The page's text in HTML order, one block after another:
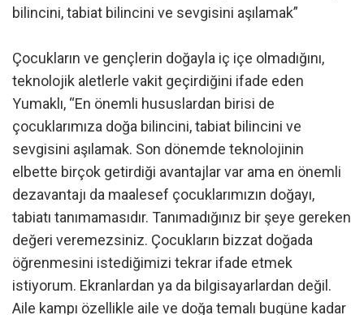
bilincini, tabiat bilincini ve sevgisini aşılamak”
Çocukların ve gençlerin doğayla iç içe olmadığını,
teknolojik aletlerle vakit geçirdiğini ifade eden
Yumaklı, “En önemli hususlardan birisi de
çocuklarımıza doğa bilincini, tabiat bilincini ve
sevgisini aşılamak. Son dönemde teknolojinin
elbette birçok getirdiği avantajlar var ama en önemli
dezavantajı da maalesef çocuklarımızın doğayı,
tabiatı tanımamasıdır. Tanımadığınız bir şeye gereken
değeri veremezsiniz. Çocukların bizzat doğada
öğrenmesini istediğimizi tekrar ifade etmek
istiyorum. Ekranlardan ya da bilgisayarlardan değil.
Aile kampı özellikle aile ve doğa temalı bugüne kadar